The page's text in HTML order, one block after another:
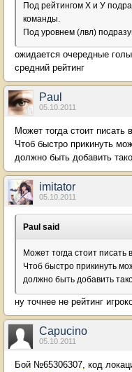
Под рейтингом Х и У
команды.
Под уровнем (лвл)
ожидается очередные
средний рейтинг
Paul
05.10.2011
Может тогда стоит писать
Чтоб быстро прикинуть
должно быть добавить
imitator
05.10.2011
Paul said
Может тогда стоит писать
Чтоб быстро прикинуть
должно быть добавить
ну точнее не рейтинг
Capucino
05.10.2011
Бой №65306307, код